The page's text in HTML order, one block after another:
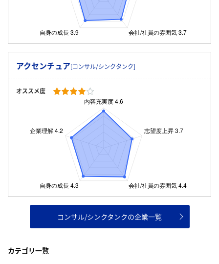
アクセンチュア[コンサル/シンクタンク]
オススメ度
コンサル/シンクタンクの企業一覧
カテゴリ一覧